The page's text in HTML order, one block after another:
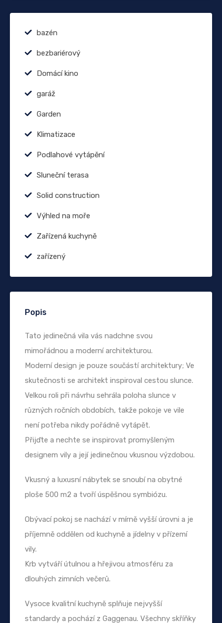
bazén
bezbariérový
Domácí kino
garáž
Garden
Klimatizace
Podlahové vytápění
Sluneční terasa
Solid construction
Výhled na moře
Zařízená kuchyně
zařízený
Popis
Tato jedinečná vila vás nadchne svou
mimořádnou a moderní architekturou.
Moderní design je pouze součástí architektury; Ve
skutečnosti se architekt inspiroval cestou slunce.
Velkou roli při návrhu sehrála poloha slunce v
různých ročních obdobích, takže pokoje ve vile
není potřeba nikdy pořádně vytápět.
Přijďte a nechte se inspirovat promyšleným
designem vily a její jedinečnou vkusnou výzdobou.
Vkusný a luxusní nábytek se snoubí na obytné
ploše 500 m2 a tvoří úspěšnou symbiózu.
Obývací pokoj se nachází v mírně vyšší úrovni a je
příjemně oddělen od kuchyně a jídelny v přízemí
vily.
Krb vytváří útulnou a hřejivou atmosféru za
dlouhých zimních večerů.
Vysoce kvalitní kuchyně splňuje nejvyšší
standardy a pochází z Gaggenau. Všechny skříňky